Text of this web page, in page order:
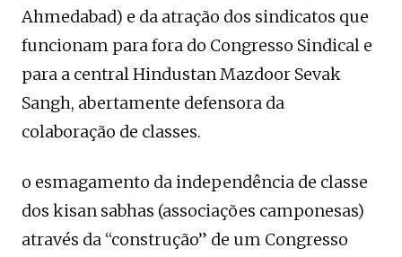
Ahmedabad) e da atração dos sindicatos que
funcionam para fora do Congresso Sindical e
para a central Hindustan Mazdoor Sevak
Sangh, abertamente defensora da
colaboração de classes.
o esmagamento da independência de classe
dos kisan sabhas (associações camponesas)
através da “construção” de um Congresso